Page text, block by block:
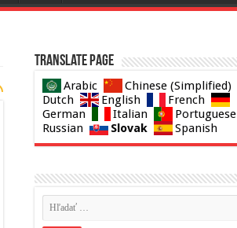
Translate page
Arabic
Chinese (Simplified)
Dutch
English
French
German
Italian
Portuguese
Russian
Slovak Spanish